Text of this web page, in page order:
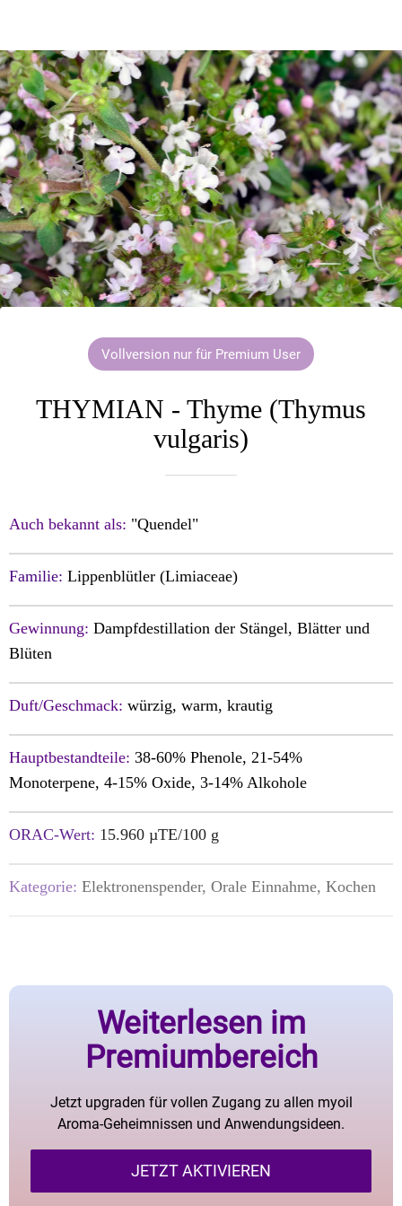
Vollversion nur für Premium User
THYMIAN - Thyme (Thymus
vulgaris)
Auch bekannt als: "Quendel"
Familie: Lippenblütler (Limiaceae)
Gewinnung: Dampfdestillation der Stängel, Blätter und
Blüten
Duft/Geschmack: würzig, warm, krautig
Hauptbestandteile: 38-60% Phenole, 21-54%
Monoterpene, 4-15% Oxide, 3-14% Alkohole
ORAC-Wert: 15.960 µTE/100 g
Kategorie: Elektronenspender, Orale Einnahme, Kochen
Weiterlesen im
Premiumbereich
Jetzt upgraden für vollen Zugang zu allen myoil
Aroma-Geheimnissen und Anwendungsideen.
JETZT AKTIVIEREN